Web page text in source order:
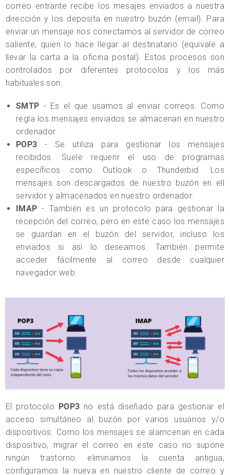
correo entrante recibe los mesajes enviados a nuestra
dirección y los deposita en nuestro buzón (email). Para
enviar un mensaje nos conectamos al servidor de correo
saliente, quien lo hace llegar al destinatario (equivale a
llevar la carta a la oficina postal). Estos procesos son
controlados por diferentes protocolos y los más
habituales son:
SMTP - Es el que usamos al enviar correos. Como
regla los mensajes enviados se almacenan en nuestro
ordenador.
POP3 - Se utiliza para gestionar los mensajes
recibidos. Suele requerir el uso de programas
específicos como Outlook o Thunderbid. Los
mensajes son descargados de nuestro buzón en ell
servidor y almacenados en nuestro ordenador.
IMAP- También es un protocolo para gestionar la
recepción del correo, pero en este caso los mensajes
se guardan en el buzón del servidor, incluso los
enviados si así lo deseamos. También permite
acceder fácilmente al correo desde cualquier
navegador web.
El protocolo POP3 no está diseñado para gestionar el
acceso simultáneo al buzón por varios usuarios y/o
dispositivos. Como los mensajes se alamcenan en cada
dispositivo, migrar el correo en este caso no supone
ningún trastorno: eliminamos la cuenta antigua,
configuramos la nueva en nuestro cliente de correo y